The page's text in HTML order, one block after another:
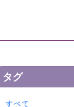
タグ
すべて